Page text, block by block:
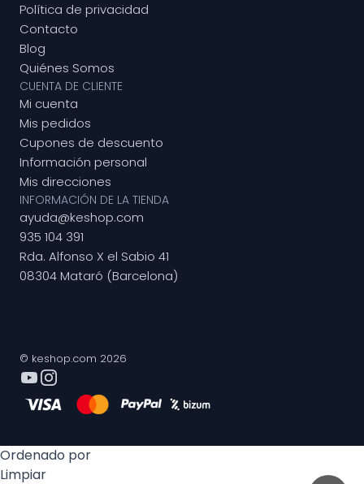
Política de privacidad
Contacto
Blog
Quiénes Somos
CUENTA DE CLIENTE
Mi cuenta
Mis pedidos
Cupones de descuento
Información personal
Mis direcciones
INFORMACIÓN DE LA TIENDA
ayuda@keshop.com
935 104 391
Rda. Alfonso X el Sabio 41
08304 Mataró (Barcelona)
© keshop.com 2026
Ordenado por
Limpiar